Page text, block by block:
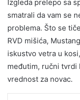
Izgleda prelepo sa
smatrali da vam se
problema. Što se
RVD mišića,
iskustvo vetra u
međutim, ručni tvrdi
vrednost za novac.